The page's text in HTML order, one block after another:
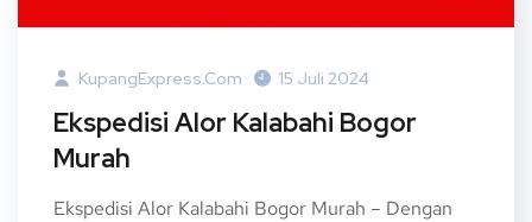
KupangExpress.com 15 Juli 2024
Ekspedisi Alor Kalabahi Bogor
Murah
Ekspedisi Alor Kalabahi Bogor Murah – Dengan